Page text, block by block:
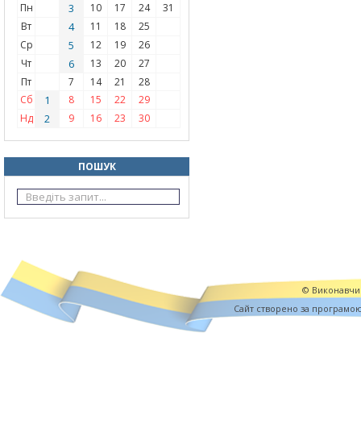
Пн 3 10 17 24
31
Вт
4 11 18
25
Ср
5 12 19
26
Чт
6 13 20
27
Пт
7 14 21
28
Сб
1 8 15 22
29
Нд
2 9 16 23 30
ПОШУК
©
Cайт створено за